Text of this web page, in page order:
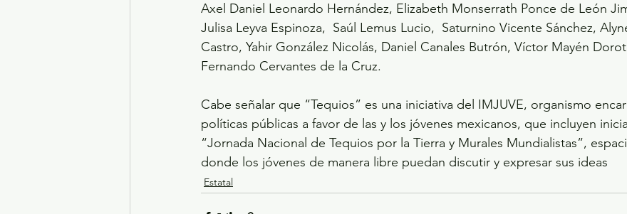
Axel Daniel Leonardo Hernández, Elizabeth Monserrath Ponce de León
Julisa Leyva Espinoza,  Saúl Lemus Lucio,  Saturnino Vicente Sánchez,
Castro, Yahir González Nicolás, Daniel Canales Butrón, Víctor Mayén
Fernando Cervantes de la Cruz.
Cabe señalar que “Tequios” es una iniciativa del IMJUVE, organismo
políticas públicas a favor de las y los jóvenes mexicanos, que incluyen
“Jornada Nacional de Tequios por la Tierra y Murales Mundialistas”,
donde los jóvenes de manera libre puedan discutir y expresar sus ideas
Estatal